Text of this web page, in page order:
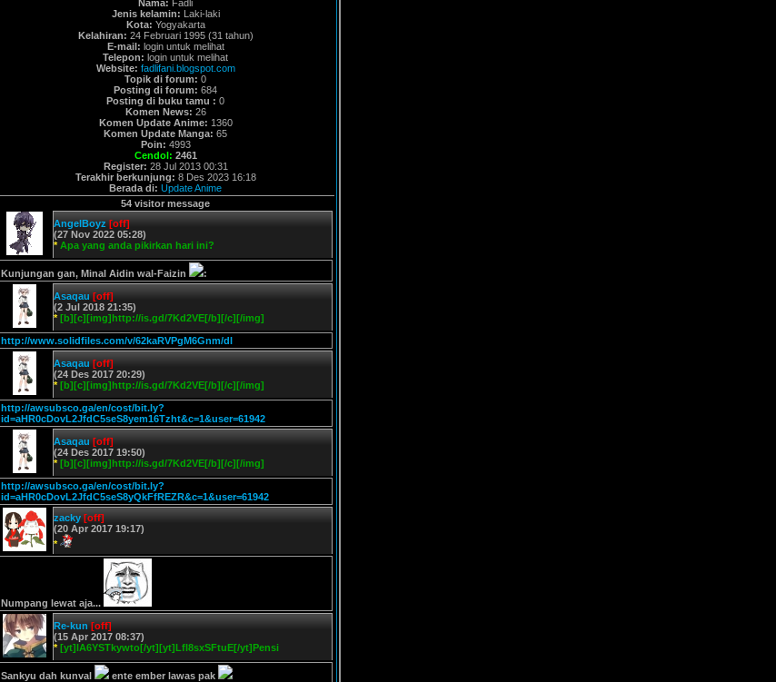
Nama: Fadli
Jenis kelamin: Laki-laki
Kota: Yogyakarta
Kelahiran: 24 Februari 1995 (31 tahun)
E-mail: login untuk melihat
Telepon: login untuk melihat
Website: fadlifani.blogspot.com
Topik di forum: 0
Posting di forum: 684
Posting di buku tamu : 0
Komen News: 26
Komen Update Anime: 1360
Komen Update Manga: 65
Poin: 4993
Cendol: 2461
Register: 28 Jul 2013 00:31
Terakhir berkunjung: 8 Des 2023 16:18
Berada di: Update Anime
54 visitor message
AngelBoyz [off]
(27 Nov 2022 05:28)
* Apa yang anda pikirkan hari ini?
Kunjungan gan, Minal Aidin wal-Faizin :
Asaqau [off]
(2 Jul 2018 21:35)
* [b][c][img]http://is.gd/7Kd2VE[/b][/c][/img]
http://www.solidfiles.com/v/62kaRVPgM6Gnm/dl
Asaqau [off]
(24 Des 2017 20:29)
* [b][c][img]http://is.gd/7Kd2VE[/b][/c][/img]
http://awsubsco.ga/en/cost/bit.ly?
id=aHR0cDovL2JfdC5seS8yem16Tzht&c=1&user=61942
Asaqau [off]
(24 Des 2017 19:50)
* [b][c][img]http://is.gd/7Kd2VE[/b][/c][/img]
http://awsubsco.ga/en/cost/bit.ly?
id=aHR0cDovL2JfdC5seS8yQkFfREZR&c=1&user=61942
zacky [off]
(20 Apr 2017 19:17)
*
Numpang lewat aja...
Re-kun [off]
(15 Apr 2017 08:37)
* [yt]lA6YSTkywto[/yt][yt]LfI8sxSFtuE[/yt]Pensi
Sankyu dah kunval ente ember lawas pak